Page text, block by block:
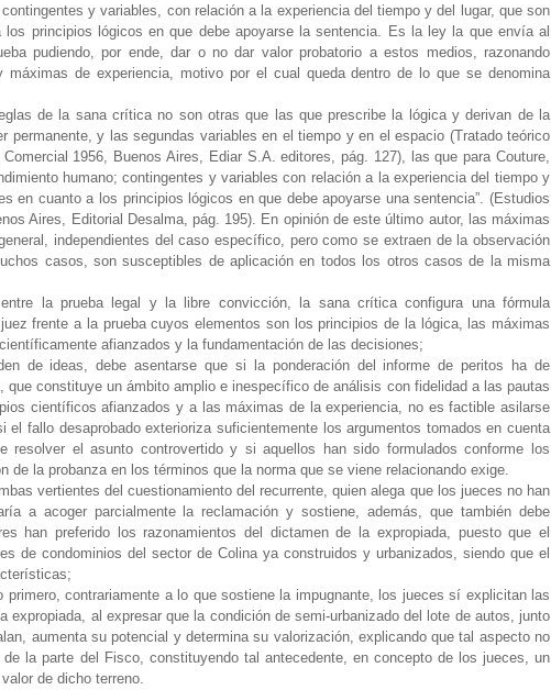
y variables, con relación a la experiencia del tiempo y del lugar, que son
principios lógicos en que debe apoyarse la sentencia. Es la ley la que envía al
pudiendo, por ende, dar o no dar valor probatorio a estos medios, razonando
de experiencia, motivo por el cual queda dentro de lo que se denomina
de la sana crítica no son otras que las que prescribe la lógica y derivan de la
permanente, y las segundas variables en el tiempo y en el espacio (Tratado teórico
1956, Buenos Aires, Ediar S.A. editores, pág. 127), las que para Couture,
humano; contingentes y variables con relación a la experiencia del tiempo y
en cuanto a los principios lógicos en que debe apoyarse una sentencia”. (Estudios
Aires, Editorial Desalma, pág. 195). En opinión de este último autor, las máximas
independientes del caso específico, pero como se extraen de la observación
casos, son susceptibles de aplicación en todos los otros casos de la misma
la prueba legal y la libre convicción, la sana crítica configura una fórmula
frente a la prueba cuyos elementos son los principios de la lógica, las máximas
afianzados y la fundamentación de las decisiones;
de ideas, debe asentarse que si la ponderación del informe de peritos ha de
constituye un ámbito amplio e inespecífico de análisis con fidelidad a las pautas
científicos afianzados y a las máximas de la experiencia, no es factible asilarse
fallo desaprobado exterioriza suficientemente los argumentos tomados en cuenta
resolver el asunto controvertido y si aquellos han sido formulados conforme los
de la probanza en los términos que la norma que se viene relacionando exige.
vertientes del cuestionamiento del recurrente, quien alega que los jueces no han
a acoger parcialmente la reclamación y sostiene, además, que también debe
han preferido los razonamientos del dictamen de la expropiada, puesto que el
de condominios del sector de Colina ya construidos y urbanizados, siendo que el
primero, contrariamente a lo que sostiene la impugnante, los jueces sí explicitan las
expropiada, al expresar que la condición de semi-urbanizado del lote de autos, junto
aumenta su potencial y determina su valorización, explicando que tal aspecto no
la parte del Fisco, constituyendo tal antecedente, en concepto de los jueces, un
de dicho terreno.